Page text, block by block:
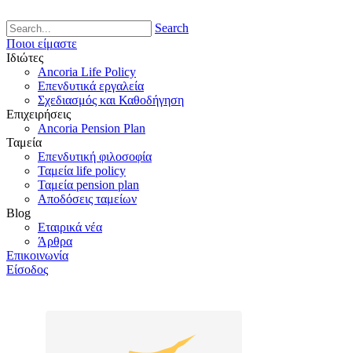
Search
Ποιοι είμαστε
Ιδιώτες
Ancoria Life Policy
Επενδυτικά εργαλεία
Σχεδιασμός και Καθοδήγηση
Επιχειρήσεις
Ancoria Pension Plan
Ταμεία
Επενδυτική φιλοσοφία
Ταμεία life policy
Ταμεία pension plan
Αποδόσεις ταμείων
Blog
Εταιρικά νέα
Άρθρα
Επικοινωνία
Είσοδος